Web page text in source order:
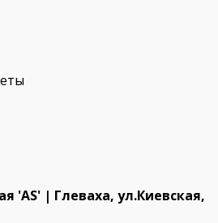
'AS' | Глеваха, ул.Киевская,